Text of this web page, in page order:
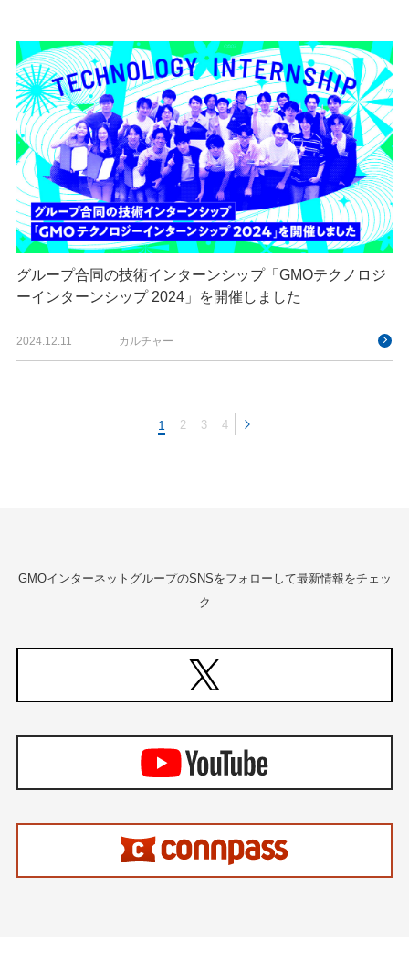
グループ合同の技術インターンシップ「GMOテクノロジ
ーインターンシップ 2024」を開催しました
2024.12.11 カルチャー
1 2 3 4
GMOインターネットグループのSNSをフォローして最新情報をチェッ
ク